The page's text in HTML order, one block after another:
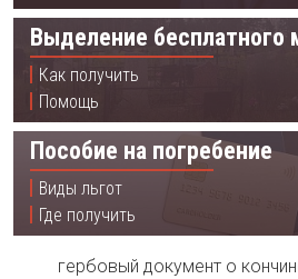
Выделение бесплатного
Как получить
Помощь
Пособие на погребение
Виды льгот
Где получить
гербовый документ о